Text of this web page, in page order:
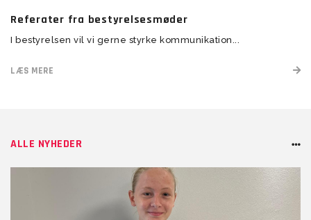
Referater fra bestyrelsesmøder
I bestyrelsen vil vi gerne styrke kommunikation...
LÆS MERE
ALLE NYHEDER